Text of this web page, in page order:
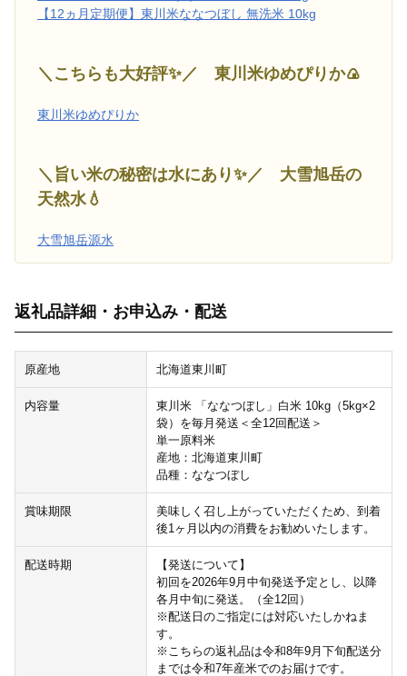
【12ヵ月定期便】東川米ななつぼし 無洗米 10kg
＼こちらも大好評✨／ 東川米ゆめぴりか🍙
東川米ゆめぴりか
＼旨い米の秘密は水にあり✨／ 大雪旭岳の
天然水💧
大雪旭岳源水
返礼品詳細・お申込み・配送
原産地 北海道東川町
内容量
東川米 「ななつぼし」白米 10kg（5kg×2
袋）を毎月発送＜全12回配送＞
単一原料米
産地：北海道東川町
品種：ななつぼし
賞味期限
美味しく召し上がっていただくため、到着
後1ヶ月以内の消費をお勧めいたします。
配送時期
【発送について】
初回を2026年9月中旬発送予定とし、以降
各月中旬に発送。（全12回）
※配送日のご指定には対応いたしかねま
す。
※こちらの返礼品は令和8年9月下旬配送分
までは令和7年産米でのお届けです。